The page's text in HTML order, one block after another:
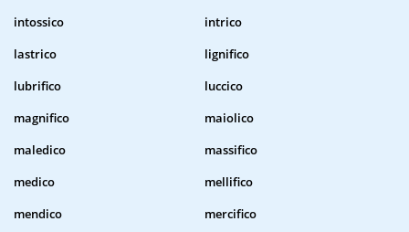
intossico
intrico
lastrico
lignifico
lubrifico
luccico
magnifico
maiolico
maledico
massifico
medico
mellifico
mendico
mercifico